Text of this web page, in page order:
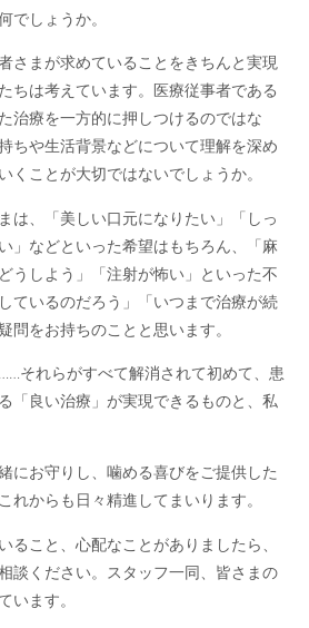
でしょうか。
さまが求めていることをきちんと実現
ちは考えています。医療従事者である
治療を一方的に押しつけるのではな
ちや生活背景などについて理解を深め
くことが大切ではないでしょうか。
は、「美しい口元になりたい」「しっ
」などといった希望はもちろん、「麻
うしよう」「注射が怖い」といった不
ているのだろう」「いつまで治療が続
問をお持ちのことと思います。
それらがすべて解消されて初めて、患
「良い治療」が実現できるものと、私
にお守りし、噛める喜びをご提供した
れからも日々精進してまいります。
ること、心配なことがありましたら、
談ください。スタッフ一同、皆さまの
います。